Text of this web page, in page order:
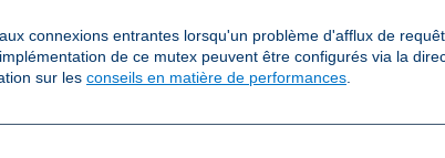
connexions entrantes lorsqu'un problème d'afflux de
de ce mutex peuvent être configurés via la
sur les conseils en matière de performances